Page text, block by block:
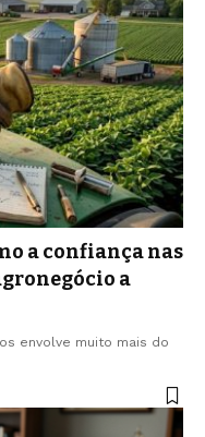
a confiança nas
a
envolve muito mais do